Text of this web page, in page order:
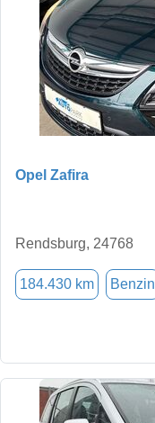
Opel Zafira
Rendsburg, 24768
184.430 km Benzin